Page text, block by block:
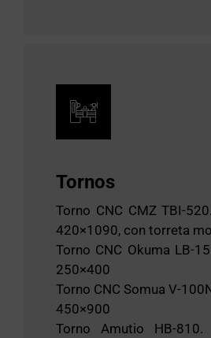
Tornos
Torno CNC CMZ TBI-
420×1090, con torreta
Torno CNC Okuma LB-
250×400
Torno CNC Somua V-
450×900
Torno Amutio HB-